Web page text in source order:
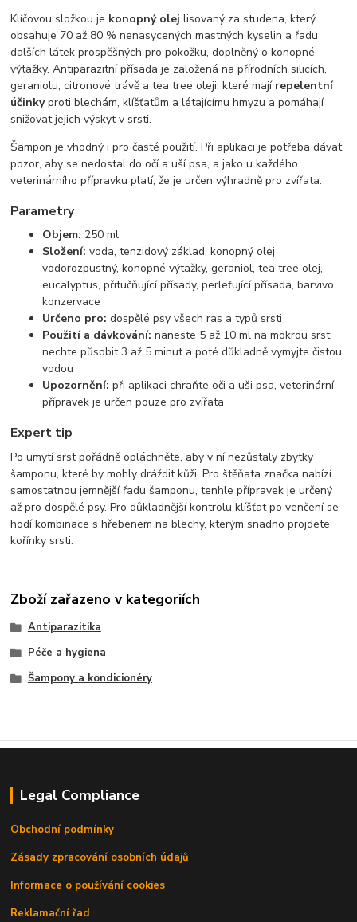
Klíčovou složkou je konopný olej lisovaný za studena, který
obsahuje 70 až 80 % nenasycených mastných kyselin a řadu
dalších látek prospěšných pro pokožku, doplněný o konopné
výtažky. Antiparazitní přísada je založená na přírodních silicích,
geraniolu, citronové trávě a tea tree oleji, které mají repelentní
účinkyproti blechám, klíšťatům a létajícímu hmyzu a pomáhají
snižovat jejich výskyt v srsti.
Šampon je vhodný i pro časté použití. Při aplikaci je potřeba dávat
pozor, aby se nedostal do očí a uší psa, a jako u každého
veterinárního přípravku platí, že je určen výhradně pro zvířata.
Parametry
Objem: 250 ml
Složení: voda, tenzidový základ, konopný olej
vodorozpustný, konopné výtažky, geraniol, tea tree olej,
eucalyptus, přitučňující přísady, perleťující přísada, barvivo,
konzervace
Určeno pro: dospělé psy všech ras a typů srsti
Použití a dávkování: naneste 5 až 10 ml na mokrou srst,
nechte působit 3 až 5 minut a poté důkladně vymyjte čistou
vodou
Upozornění: při aplikaci chraňte oči a uši psa, veterinární
přípravek je určen pouze pro zvířata
Expert tip
Po umytí srst pořádně opláchněte, aby v ní nezůstaly zbytky
šamponu, které by mohly dráždit kůži. Pro štěňata značka nabízí
samostatnou jemnější řadu šamponu, tenhle přípravek je určený
až pro dospělé psy. Pro důkladnější kontrolu klíšťat po venčení se
hodí kombinace s hřebenem na blechy, kterým snadno projdete
kořínky srsti.
Zboží zařazeno v kategoriích
Antiparazitika
Péče a hygiena
Šampony a kondicionéry
Legal Compliance
Obchodní podmínky
Zásady zpracování osobních údajů
Informace o používání cookies
Reklamační řad